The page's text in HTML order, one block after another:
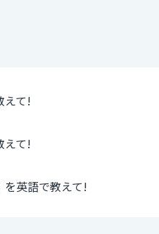
えて!
えて!
を英語で教えて!